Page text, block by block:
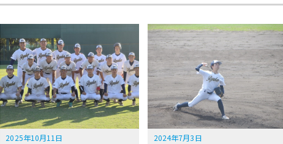
2025年10月11日
2024年7月3日